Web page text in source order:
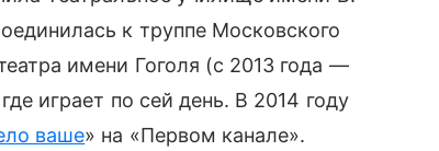
к труппе Московского
имени Гоголя (с 2013 года —
играет по сей день. В 2014 году
ваше» на «Первом канале».